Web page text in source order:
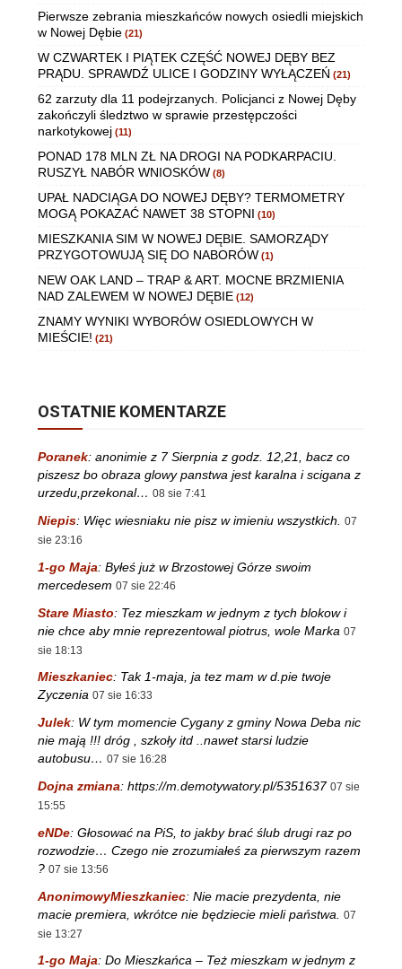
Pierwsze zebrania mieszkańców nowych osiedli miejskich
w Nowej Dębie (21)
W CZWARTEK I PIĄTEK CZĘŚĆ NOWEJ DĘBY BEZ
PRĄDU. SPRAWDŹ ULICE I GODZINY WYŁĄCZEŃ (21)
62 zarzuty dla 11 podejrzanych. Policjanci z Nowej Dęby
zakończyli śledztwo w sprawie przestępczości
narkotykowej (11)
PONAD 178 MLN ZŁ NA DROGI NA PODKARPACIU.
RUSZYŁ NABÓR WNIOSKÓW (8)
UPAŁ NADCIĄGA DO NOWEJ DĘBY? TERMOMETRY
MOGĄ POKAZAĆ NAWET 38 STOPNI (10)
MIESZKANIA SIM W NOWEJ DĘBIE. SAMORZĄDY
PRZYGOTOWUJĄ SIĘ DO NABORÓW (1)
NEW OAK LAND – TRAP & ART. MOCNE BRZMIENIA
NAD ZALEWEM W NOWEJ DĘBIE (12)
ZNAMY WYNIKI WYBORÓW OSIEDLOWYCH W
MIEŚCIE! (21)
OSTATNIE KOMENTARZE
Poranek: anonimie z 7 Sierpnia z godz. 12,21, bacz co
piszesz bo obraza glowy panstwa jest karalna i scigana z
urzedu,przekonal… 08 sie 7:41
Niepis: Więc wiesniaku nie pisz w imieniu wszystkich.
07
sie 23:16
1-go Maja: Byłeś już w Brzostowej Górze swoim
mercedesem 07 sie 22:46
Stare Miasto: Tez mieszkam w jednym z tych blokow i
nie chce aby mnie reprezentowal piotrus, wole Marka 07
sie 18:13
Mieszkaniec: Tak 1-maja, ja tez mam w d.pie twoje
Zyczenia 07 sie 16:33
Julek: W tym momencie Cygany z gminy Nowa Deba nic
nie mają !!! dróg , szkoły itd ..nawet starsi ludzie
autobusu… 07 sie 16:28
Dojna zmiana: https://m.demotywatory.pl/5351637 07 sie
15:55
eNDe: Głosować na PiS, to jakby brać ślub drugi raz po
rozwodzie… Czego nie zrozumiałeś za pierwszym razem
? 07 sie 13:56
AnonimowyMieszkaniec: Nie macie prezydenta, nie
macie premiera, wkrótce nie będziecie mieli państwa.
07
sie 13:27
1-go Maja: Do Mieszkańca – Też mieszkam w jednym z